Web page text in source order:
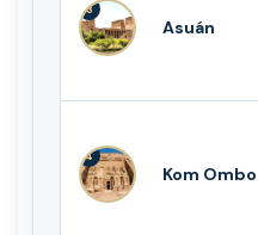
3
Asuán
4
Kom Ombo